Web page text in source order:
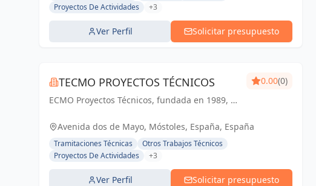
Proyectos De Actividades
+3
Ver Perfil Solicitar presupuesto
TECMO PROYECTOS TÉCNICOS
ECMO Proyectos Técnicos, fundada en 1989, es
experiencia en la elaboración y tramitación de
proyectos de ingeniería, tanto industriales,...
0.00(0)
Avenida dos de Mayo, Móstoles, España, España
Tramitaciones Técnicas
Otros Trabajos Técnicos
Proyectos De Actividades
+3
Ver Perfil Solicitar presupuesto